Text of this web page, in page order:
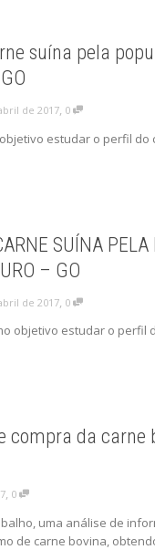
suína pela
de 2017, 0
estudar o perfil
SUÍNA PELA
– GO
de 2017 0
objetivo estudar o perfil
compra da carne
, 0
uma análise de
de carne bovina,